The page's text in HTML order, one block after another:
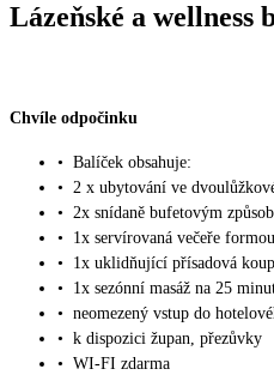
Lázeňské a wellness
Chvíle odpočinku
• Balíček obsahuje:
• 2 x ubytování ve
• 2x snídaně bufetovým
•
1x servírovaná večeře
•
1x uklidňující přísadová
•
1x sezónní masáž na 25
• neomezený vstup do
• k dispozici župan, přezůvky
• WI-FI zdarma